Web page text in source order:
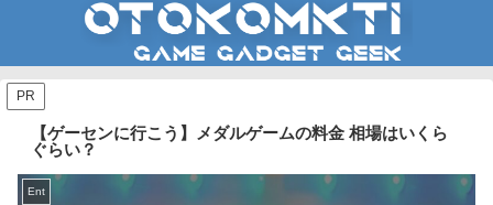
PR
【ゲーセンに行こう】メダルゲームの料金 相場はいくら
ぐらい？
Ent